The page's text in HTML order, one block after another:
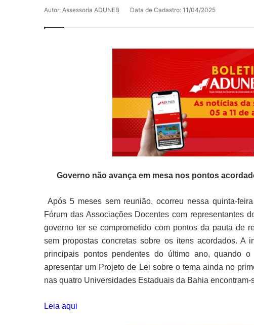
Autor: Assessoria ADUNEB Data de Cadastro: 11/04/2025
Governo não avança em mesa nos pontos
Após 5 meses sem reunião, ocorreu nessa quinta-
Fórum das Associações Docentes com representantes
governo ter se comprometido com pontos da pauta de
sem propostas concretas sobre os itens acordados. A
principais pontos pendentes do último ano, quando
apresentar um Projeto de Lei sobre o tema ainda no
nas quatro Universidades Estaduais da Bahia
Leia aqui